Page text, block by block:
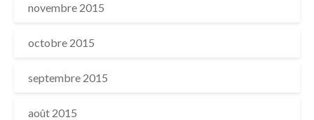
novembre 2015
octobre 2015
septembre 2015
août 2015